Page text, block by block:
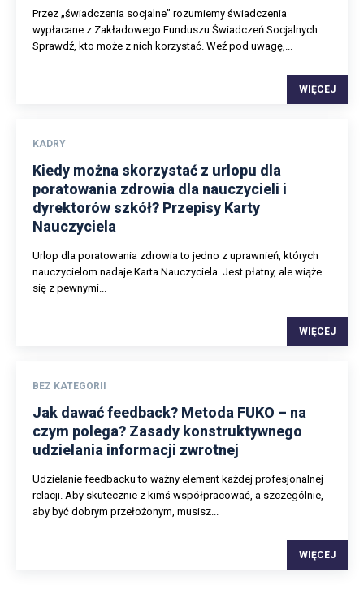
Przez „świadczenia socjalne” rozumiemy świadczenia
wypłacane z Zakładowego Funduszu Świadczeń Socjalnych.
Sprawdź, kto może z nich korzystać. Weź pod uwagę,...
WIĘCEJ
KADRY
Kiedy można skorzystać z urlopu dla
poratowania zdrowia dla nauczycieli i
dyrektorów szkół? Przepisy Karty
Nauczyciela
Urlop dla poratowania zdrowia to jedno z uprawnień, których
nauczycielom nadaje Karta Nauczyciela. Jest płatny, ale wiąże
się z pewnymi...
WIĘCEJ
BEZ KATEGORII
Jak dawać feedback? Metoda FUKO – na
czym polega? Zasady konstruktywnego
udzielania informacji zwrotnej
Udzielanie feedbacku to ważny element każdej profesjonalnej
relacji. Aby skutecznie z kimś współpracować, a szczególnie,
aby być dobrym przełożonym, musisz...
WIĘCEJ